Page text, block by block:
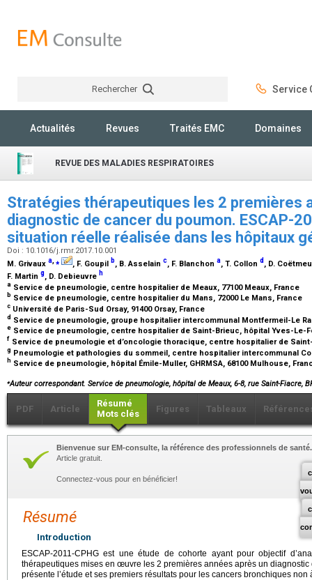
Rechercher Service
Actualités Revues Traités EMC Domaines
REVUE DES MALADIES RESPIRATOIRES
Stratégies thérapeutiques les 2 premières
diagnostic de cancer du poumon. ESCAP-
situation réelle réalisée dans les hôpitaux
Doi : 10.1016/j.rmr.2017.10.001
M. Grivaux a,⁎ , F. Goupil b, B. Asselain c, F. Blanchon a, T. Collon d , D.
F. Martin g, D. Debieuvre h
a Service de pneumologie, centre hospitalier de Meaux, 77100 Meaux, France
b Service de pneumologie, centre hospitalier du Mans, 72000 Le Mans, France
c Université de Paris-Sud Orsay, 91400 Orsay, France
d Service de pneumologie, groupe hospitalier intercommunal Montfermeil-Le
e Service de pneumologie, centre hospitalier de Saint-Brieuc, hôpital Yves-Le-
f Service de pneumologie et d’oncologie thoracique, centre hospitalier de
g Pneumologie et pathologies du sommeil, centre hospitalier intercommunal
h Service de pneumologie, hôpital Émile-Muller, GHRMSA, 68100 Mulhouse,
⁎Auteur correspondant. Service de pneumologie, hôpital de Meaux, 6-8, rue Saint-Fiacre,
PDF Article
Résumé
Mots clés
Figures Tableaux
Bienvenue sur EM-consulte, la référence des professionnels de santé.
Article gratuit.
Connectez-vous pour en bénéficier!
Résumé
Introduction
ESCAP-2011-CPHG est une étude de cohorte ayant pour objectif
thérapeutiques mises en œuvre les 2 premières années après un
présente l’étude et ses premiers résultats pour les cancers bronchiques